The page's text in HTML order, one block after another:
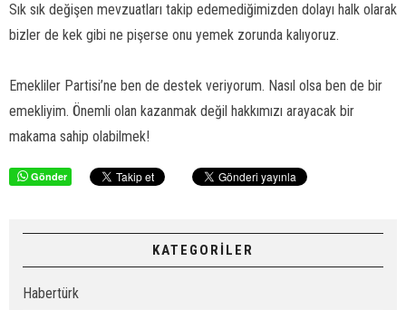
Sık sık değişen mevzuatları takip edemediğimizden dolayı halk olarak
bizler de kek gibi ne pişerse onu yemek zorunda kalıyoruz.
Emekliler Partisi’ne ben de destek veriyorum. Nasıl olsa ben de bir
emekliyim. Önemli olan kazanmak değil hakkımızı arayacak bir
makama sahip olabilmek!
Gönder
KATEGORİLER
Habertürk